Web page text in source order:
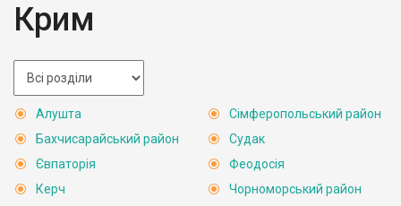
Крим
Алушта
Бахчисарайський район
Євпаторія
Керч
Сімферопольський район
Судак
Феодосія
Чорноморський район